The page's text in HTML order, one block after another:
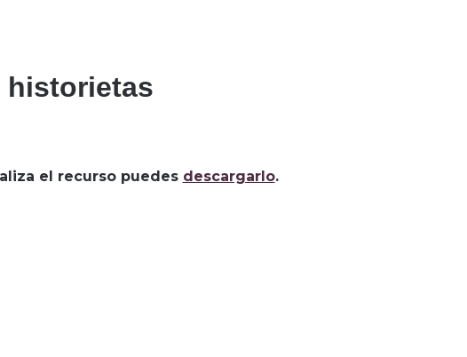
historietas
el recurso puedes descargarlo.